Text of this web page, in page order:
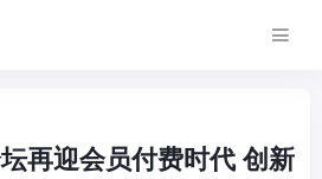
再迎会员付费时代 创新